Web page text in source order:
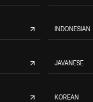
INDONESIAN
JAVANESE
KOREAN